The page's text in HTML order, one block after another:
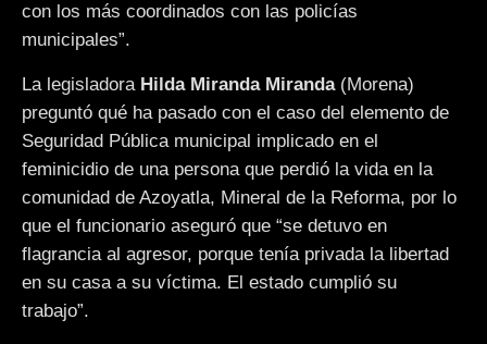
con los más coordinados con las policías
municipales”.
La legisladora Hilda Miranda Miranda(Morena)
preguntó qué ha pasado con el caso del elemento de
Seguridad Pública municipal implicado en el
feminicidio de una persona que perdió la vida en la
comunidad de Azoyatla, Mineral de la Reforma, por lo
que el funcionario aseguró que “se detuvo en
flagrancia al agresor, porque tenía privada la libertad
en su casa a su víctima. El estado cumplió su
trabajo”.